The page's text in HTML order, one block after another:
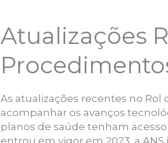
Atualizações
As atualizações recentes no
acompanhar os avanços
planos de saúde tenham